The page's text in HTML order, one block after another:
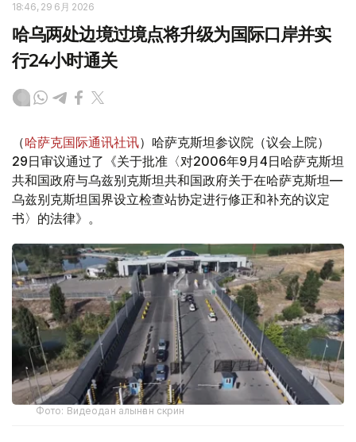
18:46, 29 6月 2026
哈乌两处边境过境点将升级为国际口岸并实
行24小时通关
（哈萨克国际通讯社讯）哈萨克斯坦参议院（议会上院）
29日审议通过了《关于批准〈对2006年9月4日哈萨克斯坦
共和国政府与乌兹别克斯坦共和国政府关于在哈萨克斯坦—
乌兹别克斯坦国界设立检查站协定进行修正和补充的议定
书〉的法律》。
Фото: Видеодан алынған скрин